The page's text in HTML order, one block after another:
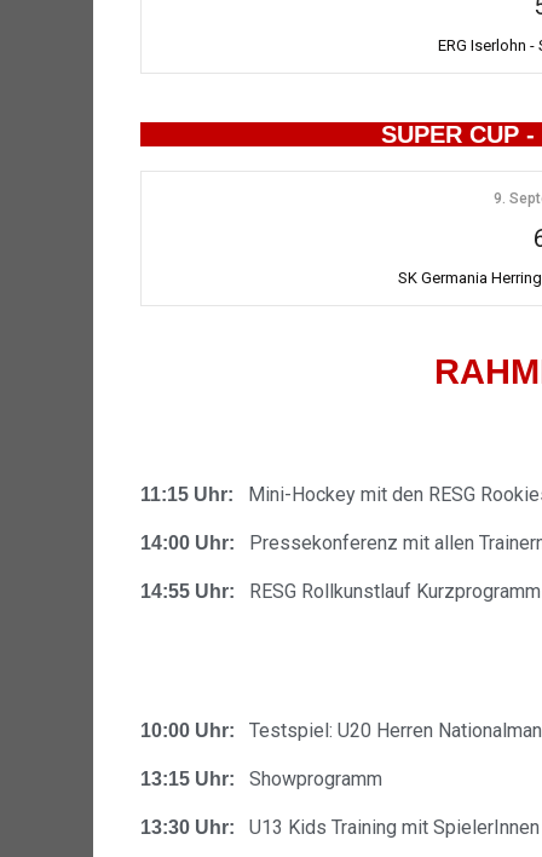
ERG Iserlohn -
SUPER CUP
9.
SK Germania
11:15 Uhr: Mini-Hockey mit den RESG
14:00 Uhr: Pressekonferenz mit allen
14:55 Uhr: RESG Rollkunstlauf Kurzprogramm
10:00 Uhr: Testspiel: U20 Herren
13:15 Uhr: Showprogramm
13:30 Uhr: U13 Kids Training mit